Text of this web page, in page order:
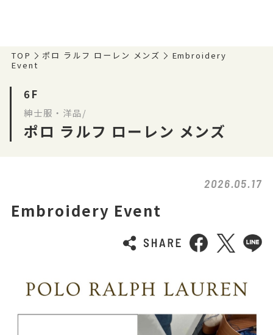
TOP ポロ ラルフ ローレン メンズ
Embroidery
Event
6F
紳士服・洋品/
ポロ ラルフ ローレン メンズ
2026.05.17
Embroidery Event